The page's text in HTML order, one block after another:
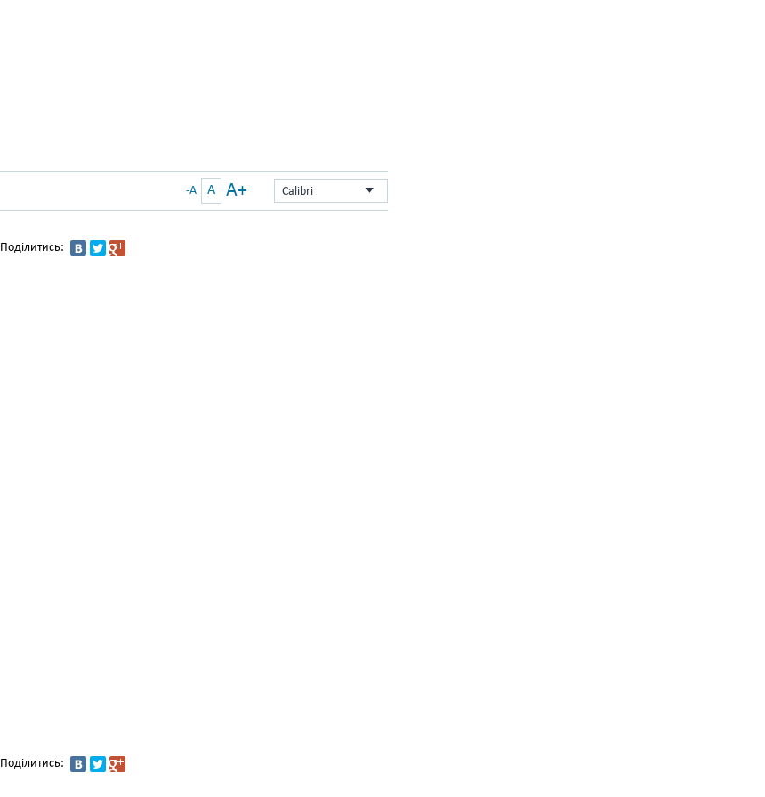
Calibri
-A A A+
Поділитись:
Поділитись: